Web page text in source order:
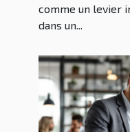
comme un levier
dans un...